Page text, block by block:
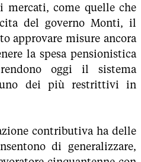
come quelle che
del governo Monti, il
approvare misure ancora
la spesa pensionistica
oggi il sistema
uno dei più restrittivi in
contributiva ha delle
di generalizzare,